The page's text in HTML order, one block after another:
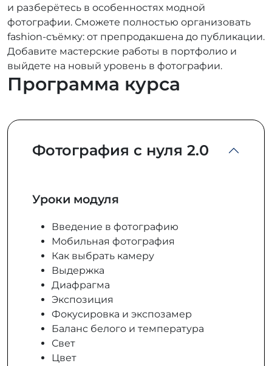
и разберётесь в особенностях модной
фотографии. Сможете полностью организовать
fashion-съёмку: от препродакшена до публикации.
Добавите мастерские работы в портфолио и
выйдете на новый уровень в фотографии.
Программа курса
Фотография с нуля 2.0
Уроки модуля
Введение в фотографию
Мобильная фотография
Как выбрать камеру
Выдержка
Диафрагма
Экспозиция
Фокусировка и экспозамер
Баланс белого и температура
Свет
Цвет